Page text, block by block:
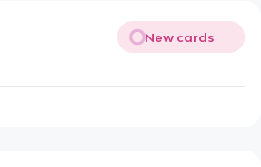
New cards